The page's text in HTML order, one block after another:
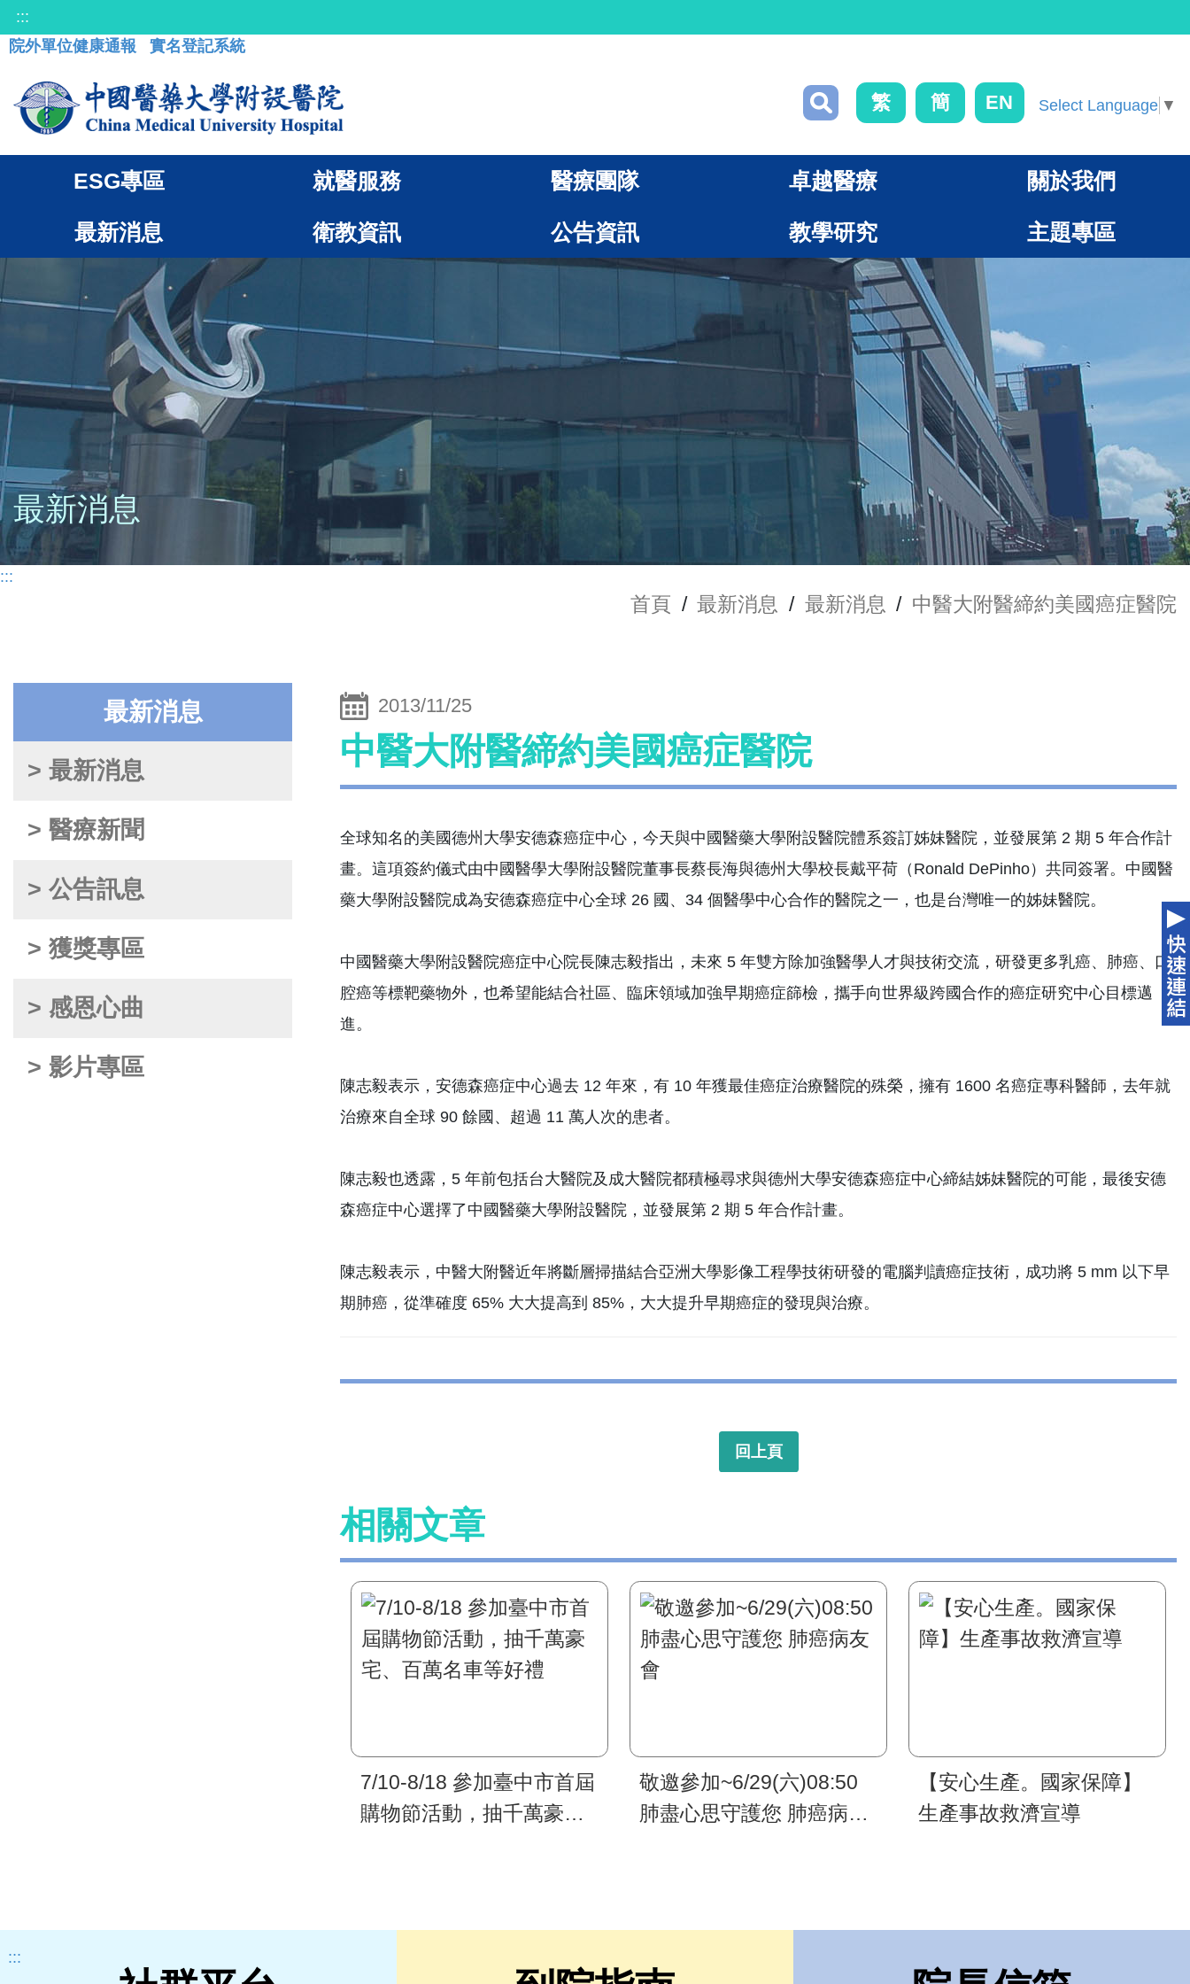
:::
院外單位健康通報
實名登記系統
繁 簡 EN Select Language ▼
ESG專區 就醫服務 醫療團隊 卓越醫療 關於我們
最新消息 衛教資訊 公告資訊 教學研究 主題專區
最新消息
:::
首頁 / 最新消息 / 最新消息 / 中醫大附醫締約美國癌症醫院
最新消息
> 最新消息
> 醫療新聞
> 公告訊息
> 獲獎專區
> 感恩心曲
> 影片專區
2013/11/25
中醫大附醫締約美國癌症醫院
全球知名的美國德州大學安德森癌症中心，今天與中國醫藥大學附設醫院體系簽訂姊妹醫院，並發展第 2 期 5 年合作計
畫。這項簽約儀式由中國醫學大學附設醫院董事長蔡長海與德州大學校長戴平荷（Ronald DePinho）共同簽署。中國醫
藥大學附設醫院成為安德森癌症中心全球 26 國、34 個醫學中心合作的醫院之一，也是台灣唯一的姊妹醫院。
中國醫藥大學附設醫院癌症中心院長陳志毅指出，未來 5 年雙方除加強醫學人才與技術交流，研發更多乳癌、肺癌、口
腔癌等標靶藥物外，也希望能結合社區、臨床領域加強早期癌症篩檢，攜手向世界級跨國合作的癌症研究中心目標邁
進。
陳志毅表示，安德森癌症中心過去 12 年來，有 10 年獲最佳癌症治療醫院的殊榮，擁有 1600 名癌症專科醫師，去年就
治療來自全球 90 餘國、超過 11 萬人次的患者。
陳志毅也透露，5 年前包括台大醫院及成大醫院都積極尋求與德州大學安德森癌症中心締結姊妹醫院的可能，最後安德
森癌症中心選擇了中國醫藥大學附設醫院，並發展第 2 期 5 年合作計畫。
陳志毅表示，中醫大附醫近年將斷層掃描結合亞洲大學影像工程學技術研發的電腦判讀癌症技術，成功將 5 mm 以下早
期肺癌，從準確度 65% 大大提高到 85%，大大提升早期癌症的發現與治療。
回上頁
相關文章
7/10-8/18 參加臺中市首屆
購物節活動，抽千萬豪
敬邀參加~6/29(六)08:50
肺盡心思守護您 肺癌病友
【安心生產。國家保障】
生產事故救濟宣導
:::